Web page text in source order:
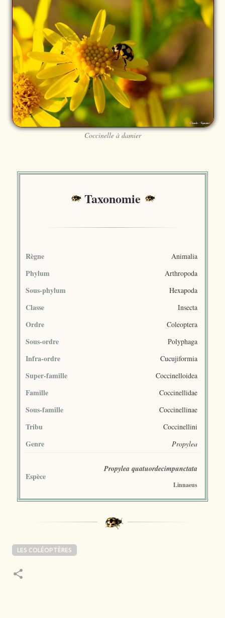
Coccinelle à damier
Taxonomie
Règne Animalia
Phylum Arthropoda
Sous-phylum Hexapoda
Classe Insecta
Ordre Coleoptera
Sous-ordre Polyphaga
Infra-ordre Cucujiformia
Super-famille Coccinelloidea
Famille Coccinellidae
Sous-famille Coccinellinae
Tribu Coccinellini
Genre Propylea
Espèce
Propylea quatuordecimpunctata
Linnaeus
LES COLÉOPTÈRES